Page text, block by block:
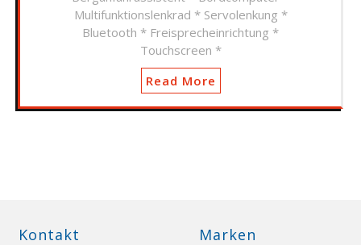
Multifunktionslenkrad * Servolenkung *
Bluetooth * Freisprecheinrichtung *
Touchscreen *
Read More
Kontakt Marken